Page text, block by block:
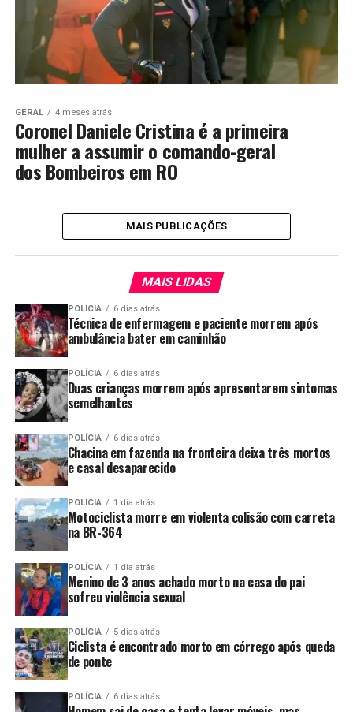
GERAL 4 meses atrás
Coronel Daniele Cristina é a primeira
mulher a assumir o comando-geral
dos Bombeiros em RO
MAIS PUBLICAÇÕES
MAIS LIDAS
POLÍCIA 6 dias atrás
Técnica de enfermagem e paciente morrem após
ambulância bater em caminhão
POLÍCIA 6 dias atrás
Duas crianças morrem após apresentarem sintomas
semelhantes
POLÍCIA 6 dias atrás
Chacina em fazenda na fronteira deixa três mortos
e casal desaparecido
POLÍCIA 1 dia atrás
Motociclista morre em violenta colisão com carreta
na BR-364
POLÍCIA 1 dia atrás
Menino de 3 anos achado morto na casa do pai
sofreu violência sexual
POLÍCIA 5 dias atrás
Ciclista é encontrado morto em córrego após queda
de ponte
POLÍCIA 6 dias atrás